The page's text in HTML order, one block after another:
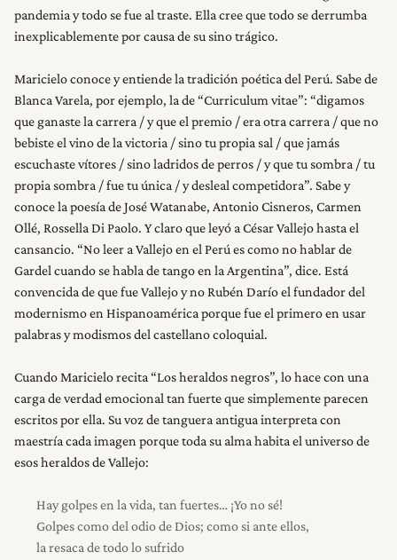
pandemia y todo se fue al traste. Ella cree que todo se derrumba
inexplicablemente por causa de su sino trágico.
Maricielo conoce y entiende la tradición poética del Perú. Sabe de
Blanca Varela, por ejemplo, la de “Curriculum vitae”: “digamos
que ganaste la carrera / y que el premio / era otra carrera / que no
bebiste el vino de la victoria / sino tu propia sal / que jamás
escuchaste vítores / sino ladridos de perros / y que tu sombra / tu
propia sombra / fue tu única / y desleal competidora”. Sabe y
conoce la poesía de José Watanabe, Antonio Cisneros, Carmen
Ollé, Rossella Di Paolo. Y claro que leyó a César Vallejo hasta el
cansancio. “No leer a Vallejo en el Perú es como no hablar de
Gardel cuando se habla de tango en la Argentina”, dice. Está
convencida de que fue Vallejo y no Rubén Darío el fundador del
modernismo en Hispanoamérica porque fue el primero en usar
palabras y modismos del castellano coloquial.
Cuando Maricielo recita “Los heraldos negros”, lo hace con una
carga de verdad emocional tan fuerte que simplemente parecen
escritos por ella. Su voz de tanguera antigua interpreta con
maestría cada imagen porque toda su alma habita el universo de
esos heraldos de Vallejo:
Hay golpes en la vida, tan fuertes… ¡Yo no sé!
Golpes como del odio de Dios; como si ante ellos,
la resaca de todo lo sufrido